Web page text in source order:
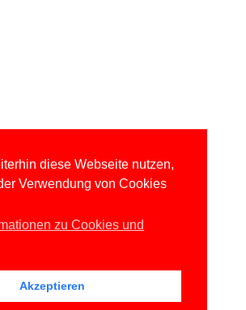
diese Webseite nutzen,
Verwendung von Cookies
zu Cookies und
Akzeptieren